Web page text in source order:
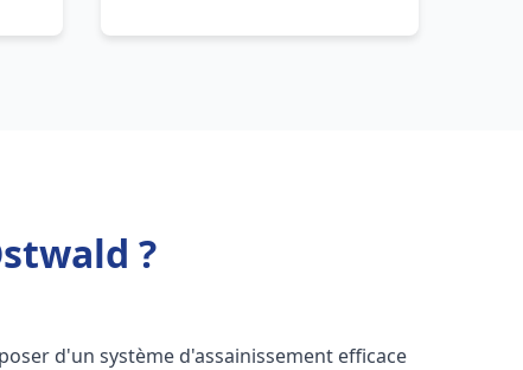
?
d'un système d'assainissement efficace